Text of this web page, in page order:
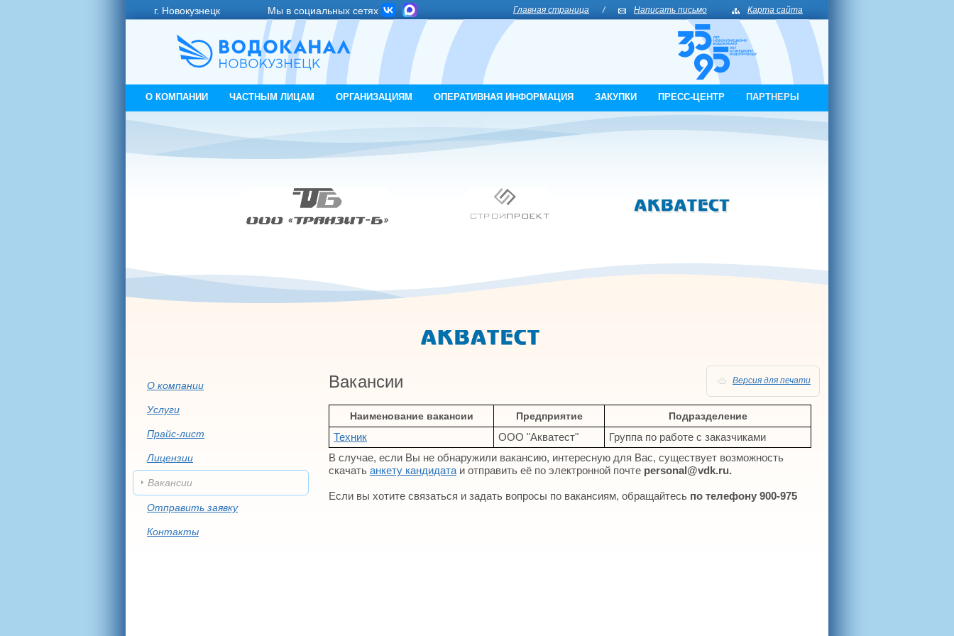
г. Новокузнецк Мы в социальных сетях Главная страница / Написать письмо Карта сайта
О КОМПАНИИ ЧАСТНЫМ ЛИЦАМ ОРГАНИЗАЦИЯМ ОПЕРАТИВНАЯ ИНФОРМАЦИЯ ЗАКУПКИ ПРЕСС-ЦЕНТР ПАРТНЕРЫ
О компании
Услуги
Прайс-лист
Лицензии
Вакансии
Отправить заявку
Контакты
Вакансии Версия для печати
Наименование вакансии Предприятие Подразделение
Техник ООО "Акватест"
Группа по работе с заказчиками
В случае, если Вы не обнаружили вакансию, интересную для Вас, существует возможность
скачать анкету кандидата и отправить её по электронной почте personal@vdk.ru.
Если вы хотите связаться и задать вопросы по вакансиям, обращайтесь по телефону 900-975